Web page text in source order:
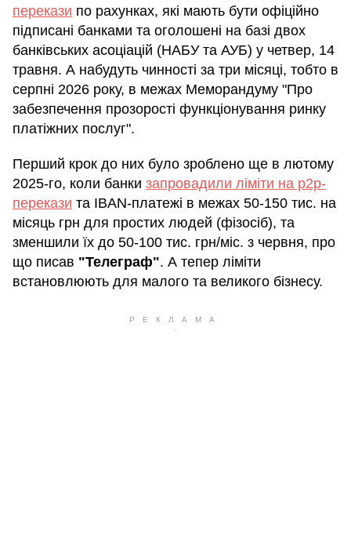
перекази по рахунках, які мають бути офіційно
підписані банками та оголошені на базі двох
банківських асоціацій (НАБУ та АУБ) у четвер, 14
травня. А набудуть чинності за три місяці, тобто в
серпні 2026 року, в межах Меморандуму "Про
забезпечення прозорості функціонування ринку
платіжних послуг".
Перший крок до них було зроблено ще в лютому
2025-го, коли банки запровадили ліміти на p2p-
перекази та IBAN-платежі в межах 50-150 тис. на
місяць грн для простих людей (фізосіб), та
зменшили їх до 50-100 тис. грн/міс. з червня, про
що писав "Телеграф". А тепер ліміти
встановлюють для малого та великого бізнесу.